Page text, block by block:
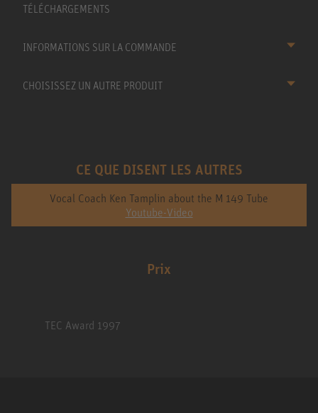
TÉLÉCHARGEMENTS
INFORMATIONS SUR LA COMMANDE
CHOISISSEZ UN AUTRE PRODUIT
CE QUE DISENT LES AUTRES
Vocal Coach Ken Tamplin about the M 149 Tube
Youtube-Video
Prix
TEC Award 1997